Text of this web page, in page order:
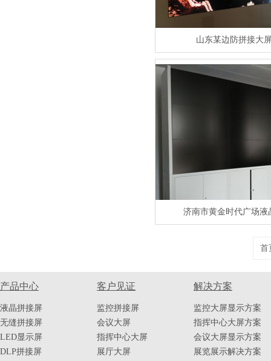
山东某边防拼接大
济南市黄金时代广场液
首
产品中心
液晶拼接屏
无缝拼接屏
LED显示屏
DLP拼接屏
客户见证
监控拼接屏
会议大屏
指挥中心大屏
展厅大屏
解决方案
监控大屏显示方案
指挥中心大屏方案
会议大屏显示方案
展览展示解决方案